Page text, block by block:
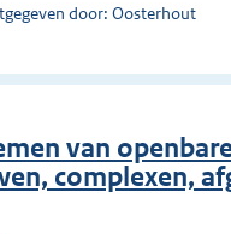
door: Oosterhout
van
complexen,